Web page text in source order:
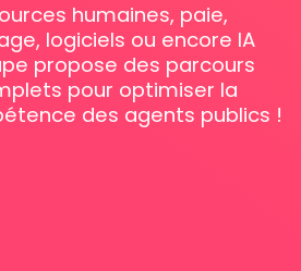
humaines, paie,
logiciels ou encore IA
propose des parcours
pour optimiser la
des agents publics !